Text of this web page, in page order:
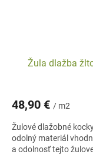
Žula dlažba
48,90 € / m2
Žulové dlažobné
odolný materiál
a odolnosť tejto